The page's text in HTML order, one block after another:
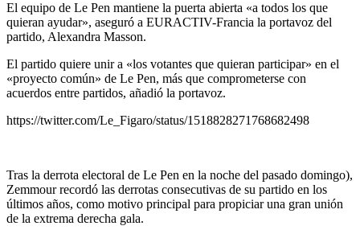
El equipo de Le Pen mantiene la puerta abierta «a todos los que
quieran ayudar», aseguró a EURACTIV-Francia la portavoz del
partido, Alexandra Masson.
El partido quiere unir a «los votantes que quieran participar» en el
«proyecto común» de Le Pen, más que comprometerse con
acuerdos entre partidos, añadió la portavoz.
https://twitter.com/Le_Figaro/status/1518828271768682498
Tras la derrota electoral de Le Pen en la noche del pasado domingo),
Zemmour recordó las derrotas consecutivas de su partido en los
últimos años, como motivo principal para propiciar una gran unión
de la extrema derecha gala.